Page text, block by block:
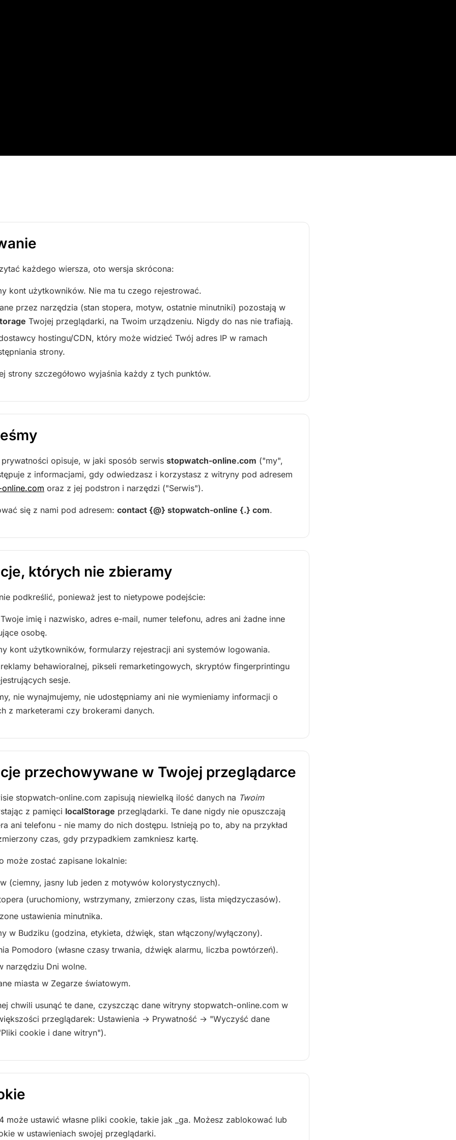
każdego wiersza, oto wersja skrócona:
kont użytkowników. Nie ma tu czego rejestrować.
przez narzędzia (stan stopera, motyw, ostatnie minutniki) pozostają w
Twojej przeglądarki, na Twoim urządzeniu. Nigdy do nas nie trafiają.
hostingu/CDN, który może widzieć Twój adres IP w ramach
strony.
strony szczegółowo wyjaśnia każdy z tych punktów.
opisuje, w jaki sposób serwis stopwatch-online.com ("my",
z informacjami, gdy odwiedzasz i korzystasz z witryny pod adresem
oraz z jej podstron i narzędzi ("Serwis").
się z nami pod adresem: contact {@} stopwatch-online {.} com.
których nie zbieramy
podkreślić, ponieważ jest to nietypowe podejście:
imię i nazwisko, adres e-mail, numer telefonu, adres ani żadne inne
osobę.
kont użytkowników, formularzy rejestracji ani systemów logowania.
behawioralnej, pikseli remarketingowych, skryptów fingerprintingu
sesje.
nie wynajmujemy, nie udostępniamy ani nie wymieniamy informacji o
z marketerami czy brokerami danych.
przechowywane w Twojej przeglądarce
stopwatch-online.com zapisują niewielką ilość danych na Twoim
z pamięci localStorage przeglądarki. Te dane nigdy nie opuszczają
ani telefonu - nie mamy do nich dostępu. Istnieją po to, aby na przykład
czas, gdy przypadkiem zamkniesz kartę.
może zostać zapisane lokalnie:
(ciemny, jasny lub jeden z motywów kolorystycznych).
(uruchomiony, wstrzymany, zmierzony czas, lista międzyczasów).
ustawienia minutnika.
w Budziku (godzina, etykieta, dźwięk, stan włączony/wyłączony).
Pomodoro (własne czasy trwania, dźwięk alarmu, liczba powtórzeń).
narzędziu Dni wolne.
miasta w Zegarze światowym.
chwili usunąć te dane, czyszcząc dane witryny stopwatch-online.com w
przeglądarek: Ustawienia → Prywatność → "Wyczyść dane
cookie i dane witryn").
może ustawić własne pliki cookie, takie jak _ga. Możesz zablokować lub
w ustawieniach swojej przeglądarki.